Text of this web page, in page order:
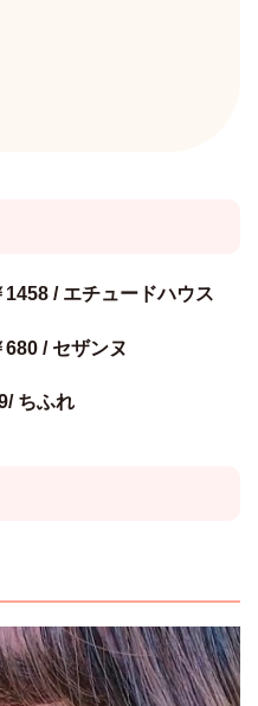
/ エチュードハウス
/ セザンヌ
ちふれ